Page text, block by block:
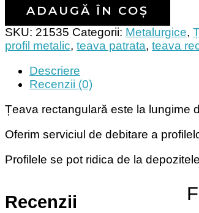
ADAUGĂ ÎN COȘ
SKU: 21535 Categorii: Metalurgice,
profil metalic, teava patrata, teava
Descriere
Recenzii (0)
Țeava rectangulară este la lungime
Oferim serviciul de debitare a
Profilele se pot ridica de la
Recenzii